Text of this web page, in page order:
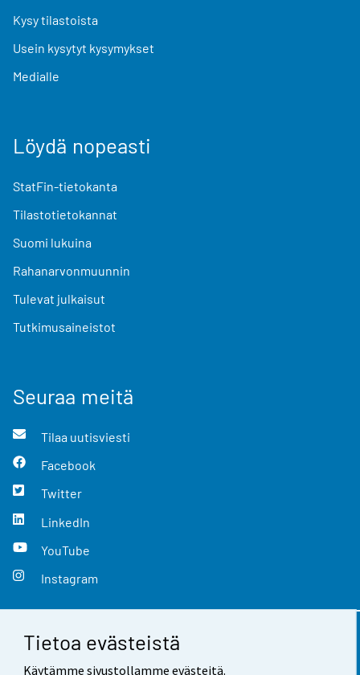
Tietoa evästeistä
Käytämme sivustollamme evästeitä.
Kysy tilastoista
Usein kysytyt kysymykset
Medialle
Löydä nopeasti
StatFin-tietokanta
Tilastotietokannat
Suomi lukuina
Rahanarvonmuunnin
Tulevat julkaisut
Tutkimusaineistot
Seuraa meitä
Tilaa uutisviesti
Facebook
Twitter
LinkedIn
YouTube
Instagram
Yhteystiedot